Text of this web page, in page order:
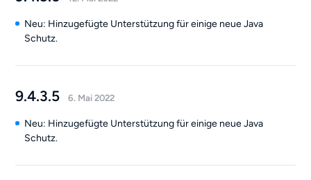
Neu: Hinzugefügte Unterstützung für einige neue Java
Schutz.
9.4.3.5 6. Mai 2022
Neu: Hinzugefügte Unterstützung für einige neue Java
Schutz.